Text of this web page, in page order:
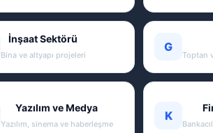
İnşaat Sektörü
Bina ve altyapı projeleri
G
Toptan
Yazılım ve Medya
Yazılım, sinema ve haberleşme
K